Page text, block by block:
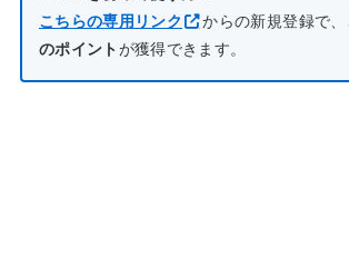
こちらの専用リンク
からの新規登録で、
のポイントが獲得できます。